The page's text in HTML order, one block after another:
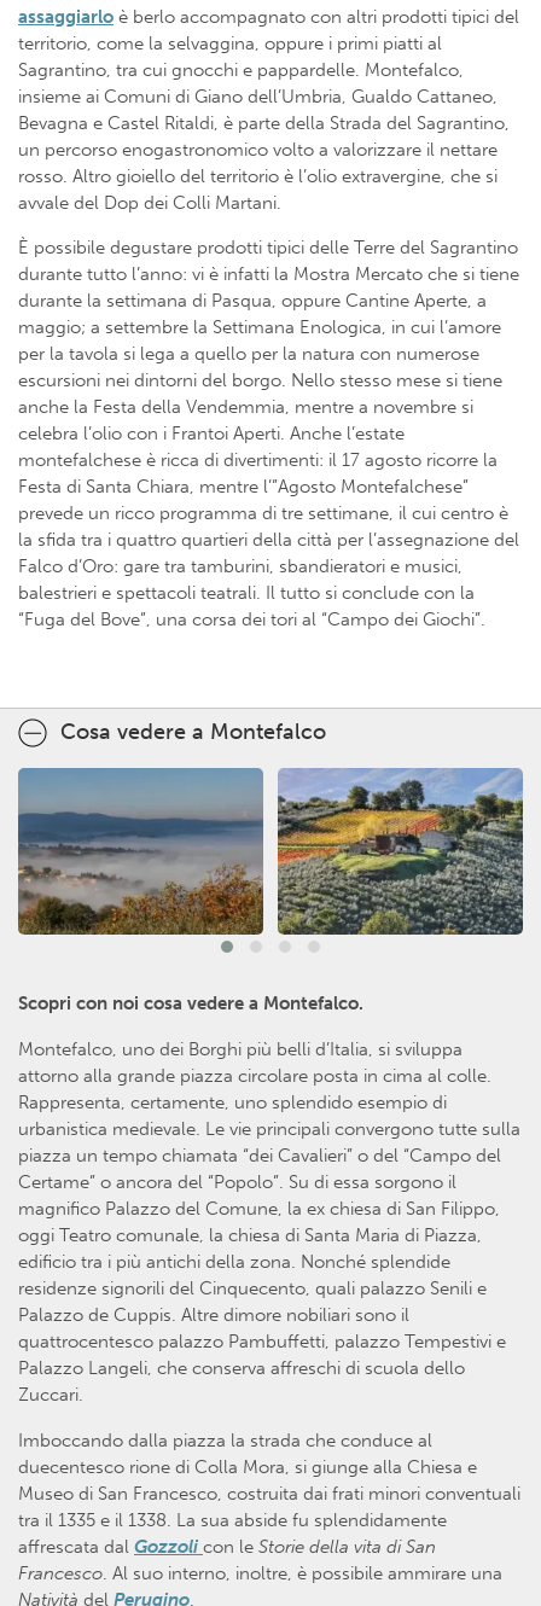
assaggiarlo è berlo accompagnato con altri prodotti tipici del
territorio, come la selvaggina, oppure i primi piatti al
Sagrantino, tra cui gnocchi e pappardelle. Montefalco,
insieme ai Comuni di Giano dell’Umbria, Gualdo Cattaneo,
Bevagna e Castel Ritaldi, è parte della Strada del Sagrantino,
un percorso enogastronomico volto a valorizzare il nettare
rosso. Altro gioiello del territorio è l’olio extravergine, che si
avvale del Dop dei Colli Martani.
È possibile degustare prodotti tipici delle Terre del Sagrantino
durante tutto l’anno: vi è infatti la Mostra Mercato che si tiene
durante la settimana di Pasqua, oppure Cantine Aperte, a
maggio; a settembre la Settimana Enologica, in cui l’amore
per la tavola si lega a quello per la natura con numerose
escursioni nei dintorni del borgo. Nello stesso mese si tiene
anche la Festa della Vendemmia, mentre a novembre si
celebra l’olio con i Frantoi Aperti. Anche l’estate
montefalchese è ricca di divertimenti: il 17 agosto ricorre la
Festa di Santa Chiara, mentre l’”Agosto Montefalchese”
prevede un ricco programma di tre settimane, il cui centro è
la sfida tra i quattro quartieri della città per l’assegnazione del
Falco d’Oro: gare tra tamburini, sbandieratori e musici,
balestrieri e spettacoli teatrali. Il tutto si conclude con la
“Fuga del Bove”, una corsa dei tori al “Campo dei Giochi”.
Cosa vedere a Montefalco
Scopri con noi cosa vedere a Montefalco.
Montefalco, uno dei Borghi più belli d’Italia, si sviluppa
attorno alla grande piazza circolare posta in cima al colle.
Rappresenta, certamente, uno splendido esempio di
urbanistica medievale. Le vie principali convergono tutte sulla
piazza un tempo chiamata “dei Cavalieri” o del “Campo del
Certame” o ancora del “Popolo”. Su di essa sorgono il
magnifico Palazzo del Comune, la ex chiesa di San Filippo,
oggi Teatro comunale, la chiesa di Santa Maria di Piazza,
edificio tra i più antichi della zona. Nonché splendide
residenze signorili del Cinquecento, quali palazzo Senili e
Palazzo de Cuppis. Altre dimore nobiliari sono il
quattrocentesco palazzo Pambuffetti, palazzo Tempestivi e
Palazzo Langeli, che conserva affreschi di scuola dello
Zuccari.
Imboccando dalla piazza la strada che conduce al
duecentesco rione di Colla Mora, si giunge alla Chiesa e
Museo di San Francesco, costruita dai frati minori conventuali
tra il 1335 e il 1338. La sua abside fu splendidamente
affrescata dal Gozzoli con le Storie della vita di San
Francesco. Al suo interno, inoltre, è possibile ammirare una
Natività del Perugino.